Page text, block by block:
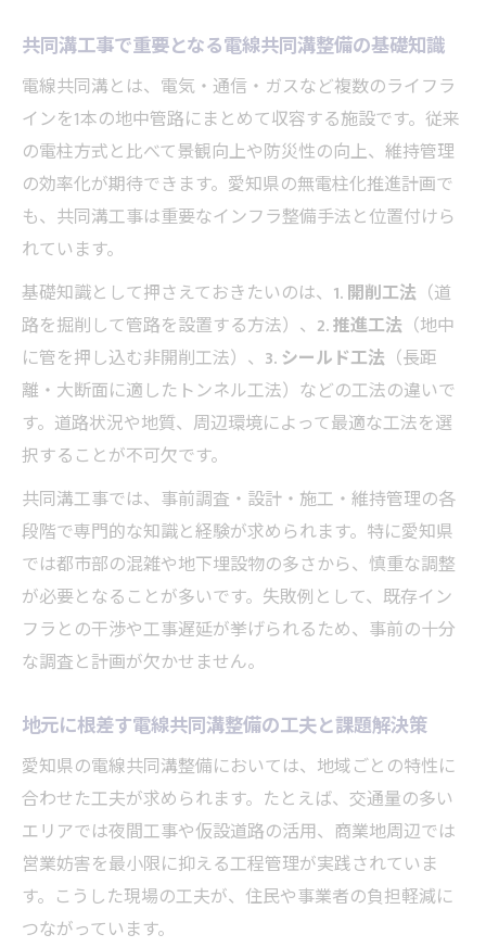
共同溝工事で重要となる電線共同溝整備の基礎知識
電線共同溝とは、電気・通信・ガスなど複数のライフラ
インを1本の地中管路にまとめて収容する施設です。従来
の電柱方式と比べて景観向上や防災性の向上、維持管理
の効率化が期待できます。愛知県の無電柱化推進計画で
も、共同溝工事は重要なインフラ整備手法と位置付けら
れています。
基礎知識として押さえておきたいのは、 1. 開削工法 （道
路を掘削して管路を設置する方法）、 2. 推進工法 （地中
に管を押し込む非開削工法）、 3. シールド工法 （長距
離・大断面に適したトンネル工法）などの工法の違いで
す。道路状況や地質、周辺環境によって最適な工法を選
択することが不可欠です。
共同溝工事では、事前調査・設計・施工・維持管理の各
段階で専門的な知識と経験が求められます。特に愛知県
では都市部の混雑や地下埋設物の多さから、慎重な調整
が必要となることが多いです。失敗例として、既存イン
フラとの干渉や工事遅延が挙げられるため、事前の十分
な調査と計画が欠かせません。
地元に根差す電線共同溝整備の工夫と課題解決策
愛知県の電線共同溝整備においては、地域ごとの特性に
合わせた工夫が求められます。たとえば、交通量の多い
エリアでは夜間工事や仮設道路の活用、商業地周辺では
営業妨害を最小限に抑える工程管理が実践されていま
す。こうした現場の工夫が、住民や事業者の負担軽減に
つながっています。